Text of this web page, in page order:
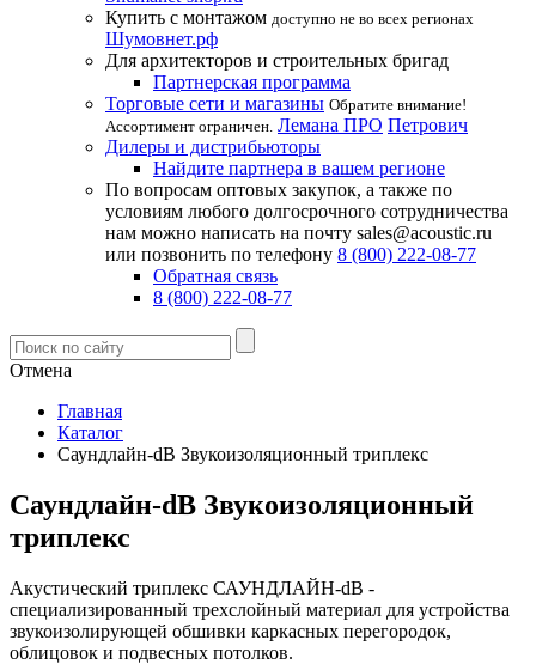
Купить с монтажом доступно не во всех регионах
Шумовнет.рф
Для архитекторов и строительных бригад
Партнерская программа
Торговые сети и магазины Обратите внимание!
Ассортимент ограничен. Лемана ПРО Петрович
Дилеры и дистрибьюторы
Найдите партнера в вашем регионе
По вопросам оптовых закупок, а также по
условиям любого долгосрочного сотрудничества
нам можно написать на почту sales@acoustic.ru
или позвонить по телефону 8 (800) 222-08-77
Обратная связь
8 (800) 222-08-77
Отмена
Главная
Каталог
Саундлайн-dB Звукоизоляционный триплекс
Саундлайн-dB Звукоизоляционный
триплекс
Акустический триплекс САУНДЛАЙН-dB -
специализированный трехслойный материал для устройства
звукоизолирующей обшивки каркасных перегородок,
облицовок и подвесных потолков.